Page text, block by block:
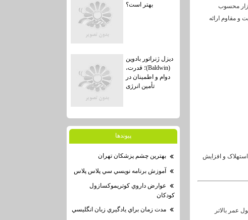
محسوب
مقاوم ارائه
استهلاک و افزایش
عمر بالاتر
بهتر است؟
دیزل ژنراتور بادوین
(Baldwin)؛ قدرت،
دوام و اطمینان در
تأمین انرژی
پيوندها
بهترين چشم پزشكان تهران
آموزش برنامه نويسي سي پلاس پلاس
عوارض داروي كوتريموكسازول
كودكان
مدت زمان براي يادگيري زبان انگليسي